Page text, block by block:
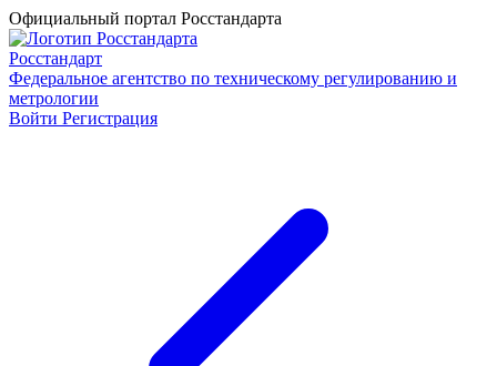
Официальный портал Росстандарта
Росстандарт
Федеральное агентство по техническому регулированию и
метрологии
Войти Регистрация